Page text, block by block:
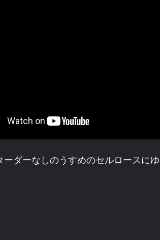
ーダーなしのうすめのセルロースに